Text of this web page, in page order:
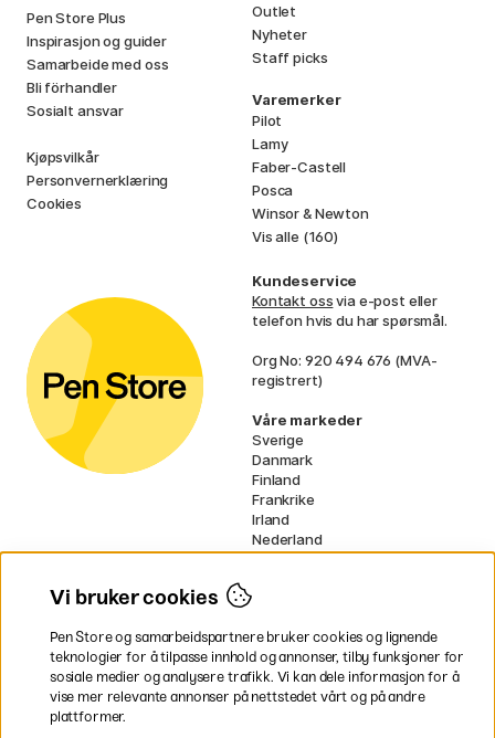
Pen Store Plus
Inspirasjon og guider
Samarbeide med oss
Bli förhandler
Sosialt ansvar
Kjøpsvilkår
Personvernerklæring
Cookies
Outlet
Nyheter
Staff picks
Varemerker
Pilot
Lamy
Faber-Castell
Posca
Winsor & Newton
Vis alle (160)
Kundeservice
Kontakt ossvia e-post eller
telefon hvis du har spørsmål.
Org No: 920 494 676 (MVA-
registrert)
Våre markeder
Sverige
Danmark
Finland
Frankrike
Irland
Nederland
Tyskland
* Spesifikkefraktvilkårgjelder for
voluminøse varer.
Vi bruker cookies
Pen Store og samarbeidspartnere bruker cookies og lignende
teknologier for å tilpasse innhold og annonser, tilby funksjoner for
sosiale medier og analysere trafikk. Vi kan dele informasjon for å
vise mer relevante annonser på nettstedet vårt og på andre
plattformer.